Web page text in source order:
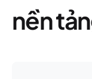
nền